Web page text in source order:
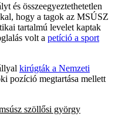
és összeegyeztethetetlen
hogy a tagok az MSÚSZ
tartalmú levelet kaptak
volt a petíció a sport
kirúgták a Nemzeti
pozíció megtartása mellett
szöllősi györgy